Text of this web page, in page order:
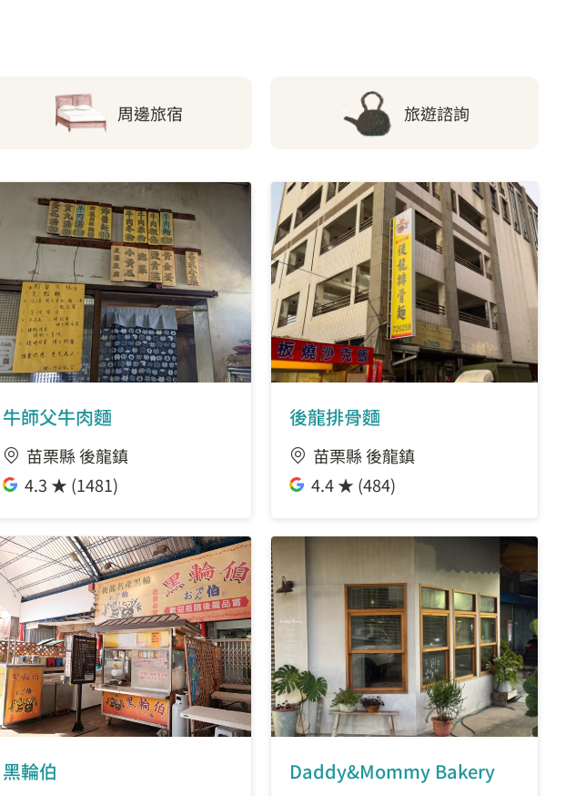
周邊旅宿 旅遊諮詢
牛師父牛肉麵
苗栗縣 後龍鎮
4.3 ★ (1481)
後龍排骨麵
苗栗縣 後龍鎮
4.4 ★ (484)
黑輪伯 Daddy&Mommy Bakery